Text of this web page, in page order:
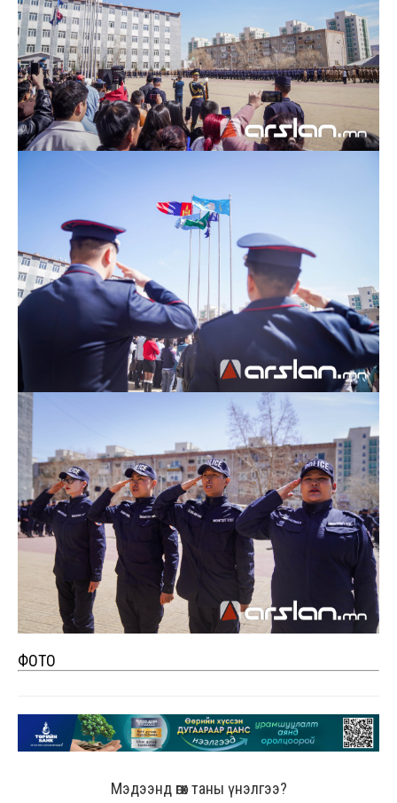
ФОТО
Мэдээнд өгөх таны үнэлгээ?